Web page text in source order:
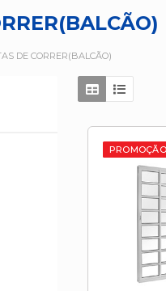
DE CORRER(BALCÃO)
PROMOÇÃO